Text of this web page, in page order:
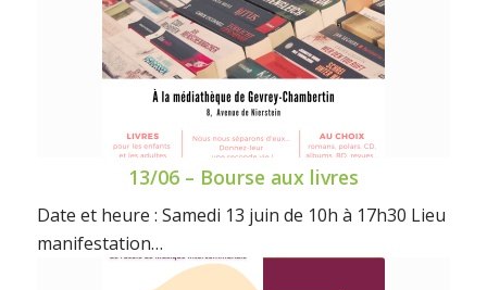
13/06 – Bourse aux livres
Date et heure : Samedi 13 juin de 10h à 17h30 Lieu
manifestation…